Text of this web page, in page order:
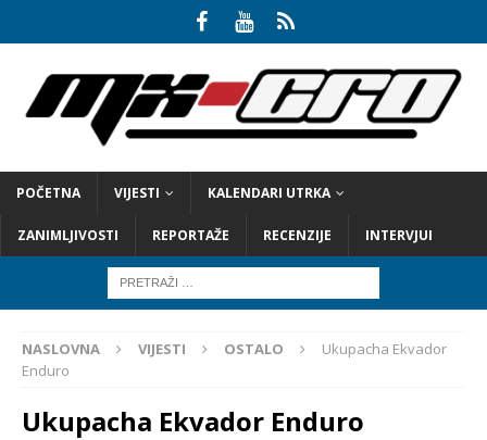
POČETNA VIJESTI KALENDARI UTRKA
ZANIMLJIVOSTI REPORTAŽE RECENZIJE INTERVJUI
NASLOVNA VIJESTI OSTALO
Ukupacha Ekvador
Enduro
Ukupacha Ekvador Enduro